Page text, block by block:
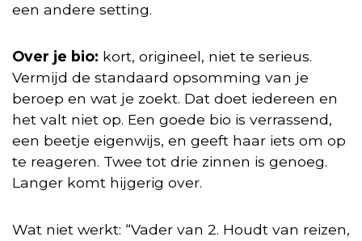
een andere setting.
Over je bio: kort, origineel, niet te serieus.
Vermijd de standaard opsomming van je
beroep en wat je zoekt. Dat doet iedereen en
het valt niet op. Een goede bio is verrassend,
een beetje eigenwijs, en geeft haar iets om op
te reageren. Twee tot drie zinnen is genoeg.
Langer komt hijgerig over.
Wat niet werkt: “Vader van 2. Houdt van reizen,